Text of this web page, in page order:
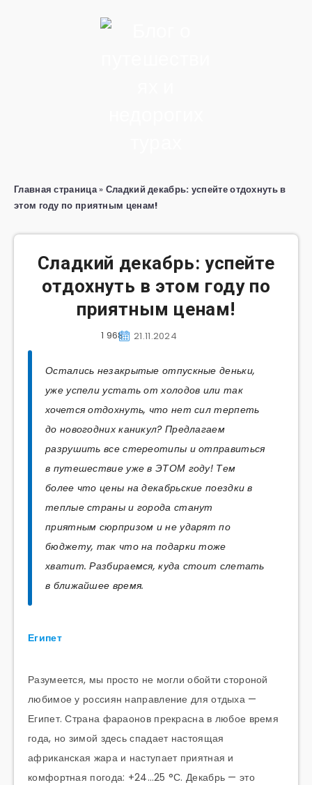
Главная страница» Сладкий декабрь: успейте отдохнуть в
этом году по приятным ценам!
Сладкий декабрь: успейте
отдохнуть в этом году по
приятным ценам!
21.11.2024
1 968
Остались незакрытые отпускные деньки,
уже успели устать от холодов или так
хочется отдохнуть, что нет сил терпеть
до новогодних каникул? Предлагаем
разрушить все стереотипы и отправиться
в путешествие уже в ЭТОМ году! Тем
более что цены на декабрьские поездки в
теплые страны и города станут
приятным сюрпризом и не ударят по
бюджету, так что на подарки тоже
хватит. Разбираемся, куда стоит слетать
в ближайшее время.
Египет
Разумеется, мы просто не могли обойти стороной
любимое у россиян направление для отдыха —
Египет. Страна фараонов прекрасна в любое время
года, но зимой здесь спадает настоящая
африканская жара и наступает приятная и
комфортная погода: +24…25 °С. Декабрь — это